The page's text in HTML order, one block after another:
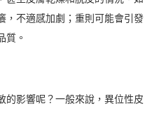
，不適感加劇；重則可能會引發
質。
的影響呢？一般來說，異位性皮